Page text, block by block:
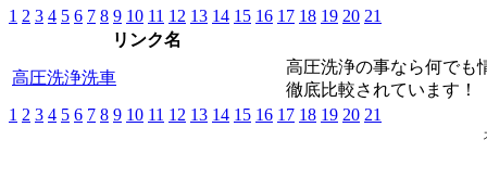
1 2 3 4 5 6 7 8 9 10 11 12 13 14 15 16 17 18 19 20 21
リンク名
高圧洗浄洗車
高圧洗浄の事なら何でも
徹底比較されています！
1 2 3 4 5 6 7 8 9 10 11 12 13 14 15 16 17 18 19 20 21